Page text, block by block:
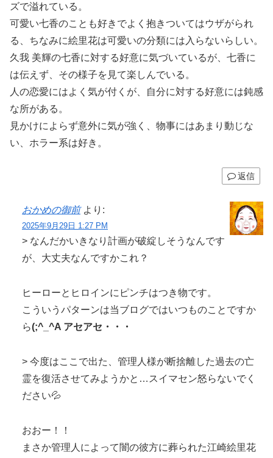
ズで溢れている。
可愛い七香のことも好きでよく抱きついてはウザがられ
る、ちなみに絵里花は可愛いの分類には入らないらしい。
久我 美輝の七香に対する好意に気づいているが、七香に
は伝えず、その様子を見て楽しんでいる。
人の恋愛にはよく気が付くが、自分に対する好意には鈍感
な所がある。
見かけによらず意外に気が強く、物事にはあまり動じな
い、ホラー系は好き。
返信
おかめの御前 より:
2025年9月29日 1:27 PM
> なんだかいきなり計画が破綻しそうなんです
が、大丈夫なんですかこれ？
ヒーローとヒロインにピンチはつき物です。
こういうパターンは当ブログではいつものことですか
ら(;^_^A アセアセ・・・
> 今度はここで出た、管理人様が断捨離した過去の亡
霊を復活させてみようかと…スイマセン怒らないでく
ださい💦
おおー！！
まさか管理人によって闇の彼方に葬られた江崎絵里花